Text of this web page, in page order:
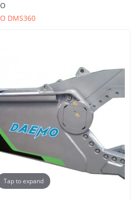
DMS360
Tap to expand